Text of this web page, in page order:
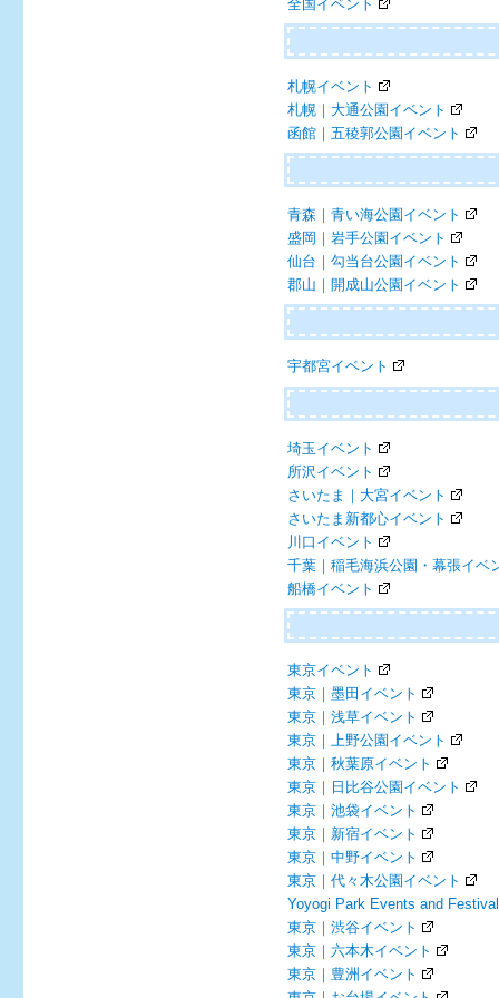
全国イベント
札幌イベント
札幌｜大通公園イベント
函館｜五稜郭公園イベント
青森｜青い海公園イベント
盛岡｜岩手公園イベント
仙台｜勾当台公園イベント
郡山｜開成山公園イベント
宇都宮イベント
埼玉イベント
所沢イベント
さいたま｜大宮イベント
さいたま新都心イベント
川口イベント
千葉｜稲毛海浜公園・幕張イベ
船橋イベント
東京イベント
東京｜墨田イベント
東京｜浅草イベント
東京｜上野公園イベント
東京｜秋葉原イベント
東京｜日比谷公園イベント
東京｜池袋イベント
東京｜新宿イベント
東京｜中野イベント
東京｜代々木公園イベント
Yoyogi Park Events and
東京｜渋谷イベント
東京｜六本木イベント
東京｜豊洲イベント